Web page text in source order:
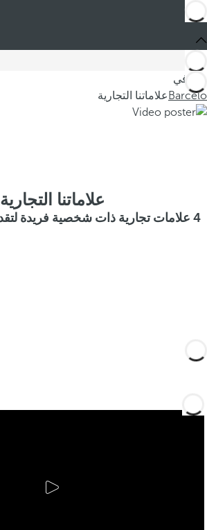
أنت في
Barceló علاماتنا التجارية
علاماتنا التجارية
4 علامات تجارية ذات شخصية فريدة لتقديم تجارب مخصصة